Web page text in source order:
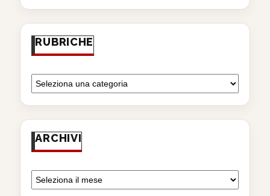
RUBRICHE
ARCHIVI